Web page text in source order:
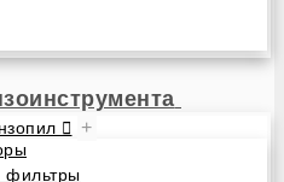
+
фильтры